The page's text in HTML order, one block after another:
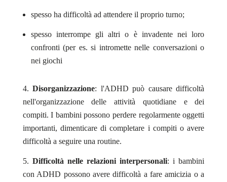
spesso ha difficoltà ad attendere il proprio turno;
spesso interrompe gli altri o è invadente nei loro
confronti (per es. si intromette nelle conversazioni o
nei giochi
Disorganizzazione: l'ADHD può causare difficoltà
nell'organizzazione delle attività quotidiane e dei
compiti. I bambini possono perdere regolarmente oggetti
importanti, dimenticare di completare i compiti o avere
difficoltà a seguire una routine.
Difficoltà nelle relazioni interpersonali: i bambini
con ADHD possono avere difficoltà a fare amicizia o a